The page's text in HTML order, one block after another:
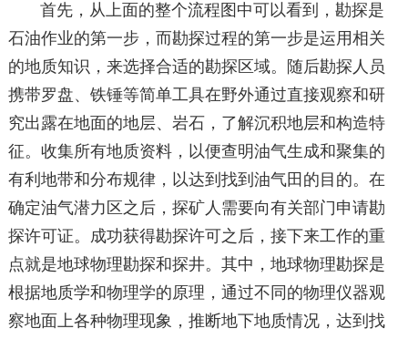
首先，从上面的整个流程图中可以看到，勘探是
石油作业的第一步，而勘探过程的第一步是运用相关
的地质知识，来选择合适的勘探区域。随后勘探人员
携带罗盘、铁锤等简单工具在野外通过直接观察和研
究出露在地面的地层、岩石，了解沉积地层和构造特
征。收集所有地质资料，以便查明油气生成和聚集的
有利地带和分布规律，以达到找到油气田的目的。在
确定油气潜力区之后，探矿人需要向有关部门申请勘
探许可证。成功获得勘探许可之后，接下来工作的重
点就是地球物理勘探和探井。其中，地球物理勘探是
根据地质学和物理学的原理，通过不同的物理仪器观
察地面上各种物理现象，推断地下地质情况，达到找